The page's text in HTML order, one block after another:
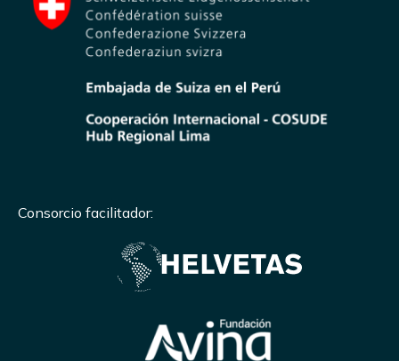
Consorcio facilitador: